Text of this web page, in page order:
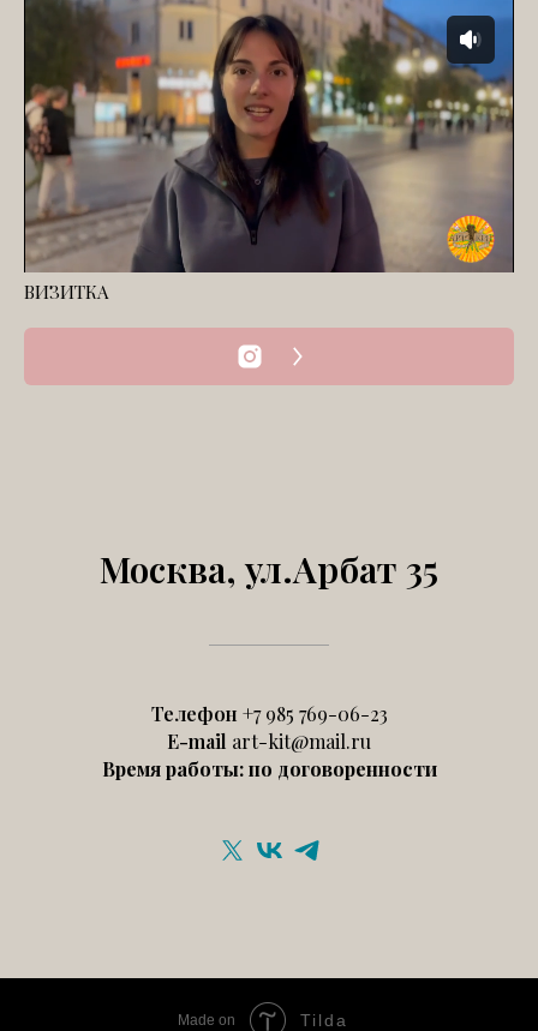
ВИЗИТКА
Москва, ул.Арбат 35
Телефон +7 985 769-06-23
E-mail art-kit@mail.ru
Время работы: по договоренности
Made on Tilda